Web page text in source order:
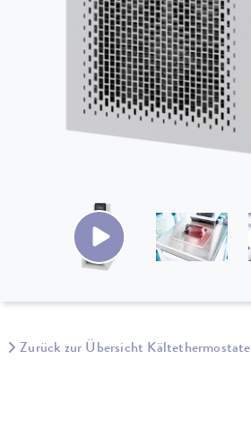
Zurück zur Übersicht Kältethermostate